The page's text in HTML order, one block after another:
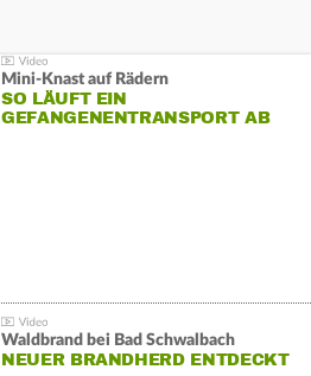
Mini-Knast auf Rädern
SO LÄUFT EIN
GEFANGENENTRANSPORT AB
Waldbrand bei Bad Schwalbach
NEUER BRANDHERD ENTDECKT